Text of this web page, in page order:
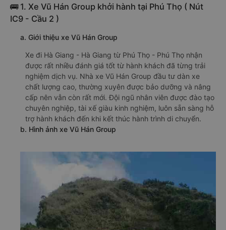
🚌 1. Xe Vũ Hán Group khởi hành tại Phú Thọ ( Nút
IC9 - Cầu 2 )
a. Giới thiệu xe Vũ Hán Group
Xe đi Hà Giang - Hà Giang từ Phú Thọ - Phú Thọ nhận
được rất nhiều đánh giá tốt từ hành khách đã từng trải
nghiệm dịch vụ. Nhà xe Vũ Hán Group đầu tư dàn xe
chất lượng cao, thường xuyên được bảo dưỡng và nâng
cấp nên vẫn còn rất mới. Đội ngũ nhân viên được đào tạo
chuyên nghiệp, tài xế giàu kinh nghiệm, luôn sẵn sàng hỗ
trợ hành khách đến khi kết thúc hành trình di chuyển.
b. Hình ảnh xe Vũ Hán Group